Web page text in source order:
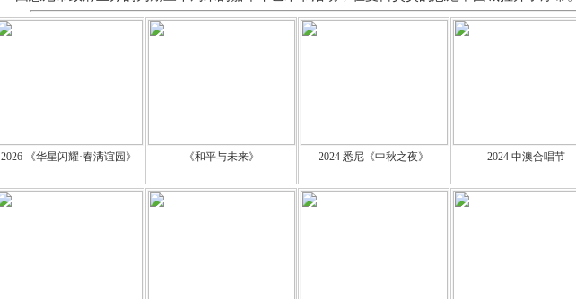
2026 《华星闪耀·春满谊园》 《和平与未来》 2024 悉尼《中秋之夜》 2024 中澳合唱节